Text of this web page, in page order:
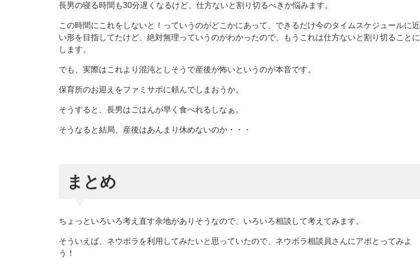
長男の寝る時間も30分遅くなるけど、仕方ないと割り切るべきか悩みます。
この時間にこれをしないと！っていうのがどこかにあって、できるだけ今のタイムスケジュールに近
い形を目指してたけど、絶対無理っていうのがわかったので、もうこれは仕方ないと割り切ることに
します。
でも、実際はこれより混沌としそうで産後が怖いというのが本音です。
保育所のお迎えをファミサポに頼んでしまおうか。
そうすると、長男はごはんが早く食べれるしなぁ。
そうなると結局、産後はあんまり休めないのか・・・
まとめ
ちょっといろいろ考え直す余地がありそうなので、いろいろ相談して考えてみます。
そういえば、ネウボラを利用してみたいと思っていたので、ネウボラ相談員さんにアポとってみよ
う！